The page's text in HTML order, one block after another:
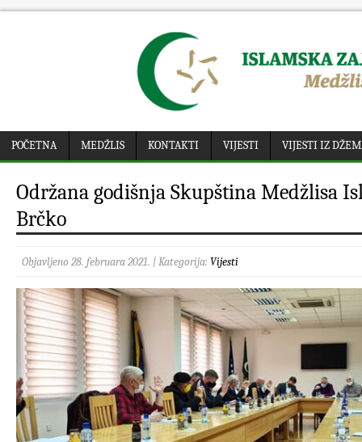
POČETNA MEDŽLIS KONTAKTI VIJESTI VIJESTI IZ
Održana godišnja Skupština Medžlisa
Brčko
Objavljeno 28. februara 2021. | Kategorija: Vijesti